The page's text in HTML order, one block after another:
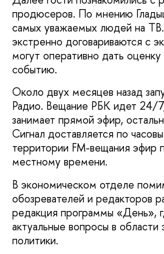
продюсеров. По мнению
самых уважаемых людей на
экстренно договариваются с
могут оперативно дать
событию.
Около двух месяцев назад
Радио. Вещание РБК идет 24/
занимает прямой эфир,
Сигнал доставляется по
территории FM-вещания эфир
местному времени.
В экономическом отделе
обозревателей и редакторов
редакция программы «День»,
актуальные вопросы в области
политики.